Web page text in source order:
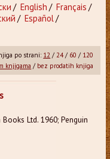
/ English / Français /
/ Español/
po strani: 12 /24/ 60 / 120
knjigama / bez prodatih knjiga
Books Ltd. 1960; Penguin